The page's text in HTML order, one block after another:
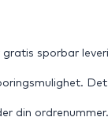
sporbar
din ordrenummer.